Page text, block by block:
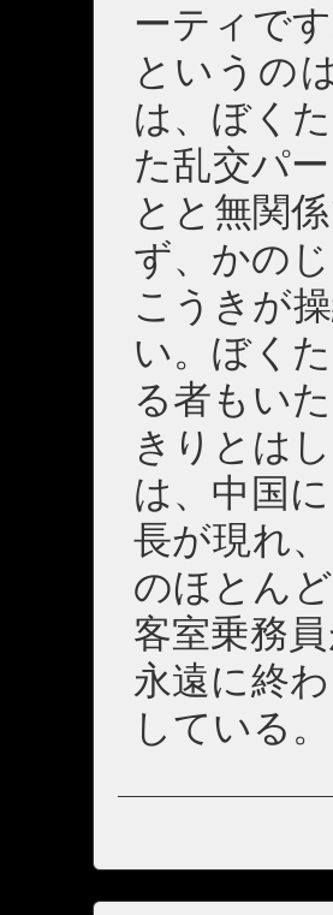
ーティで
というの
は、ぼく
た乱交パ
とと無関
ず、かの
こうきが
い。ぼく
る者もい
きりとは
は、中国
長が現れ
のほとん
客室乗務
永遠に終
している。